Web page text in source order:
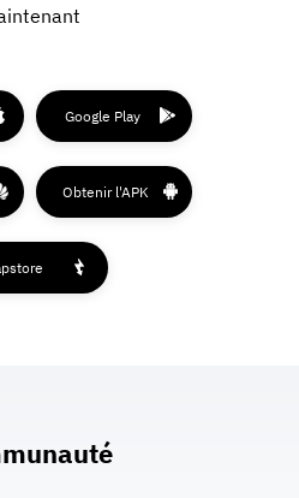
Google Play
Obtenir l'APK